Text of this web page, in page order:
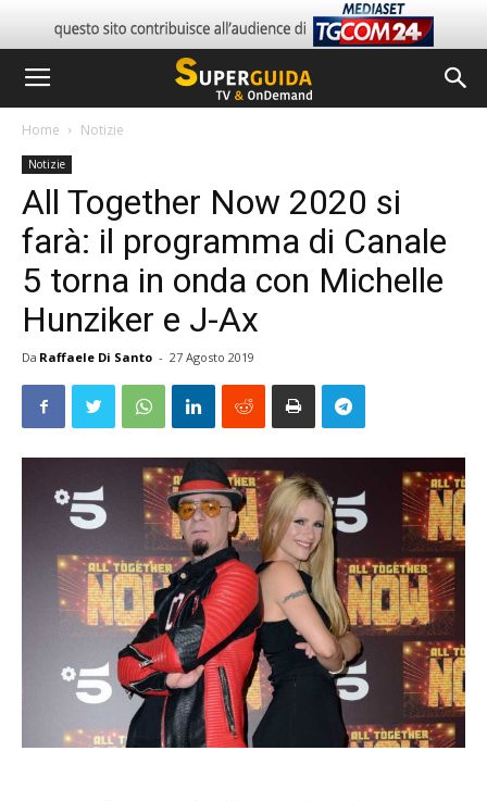
Home Notizie
Notizie
All Together Now 2020 si
farà: il programma di Canale
5 torna in onda con Michelle
Hunziker e J-Ax
Da Raffaele Di Santo - 27 Agosto 2019